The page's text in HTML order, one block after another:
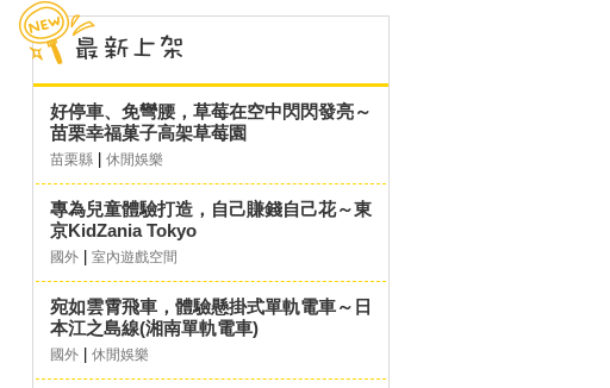
好停車、免彎腰，草莓在空中閃閃發亮～
苗栗幸福菓子高架草莓園
苗栗縣 休閒娛樂
專為兒童體驗打造，自己賺錢自己花～東
京KidZania Tokyo
國外 室內遊戲空間
宛如雲霄飛車，體驗懸掛式單軌電車～日
本江之島線(湘南單軌電車)
國外 休閒娛樂